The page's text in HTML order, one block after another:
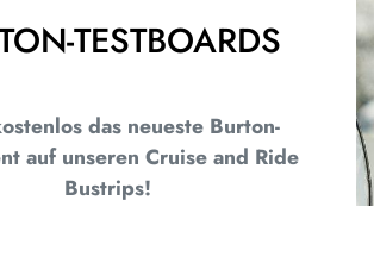
TESTBOARDS
das neueste Burton-
auf unseren Cruise and Ride
Bustrips!